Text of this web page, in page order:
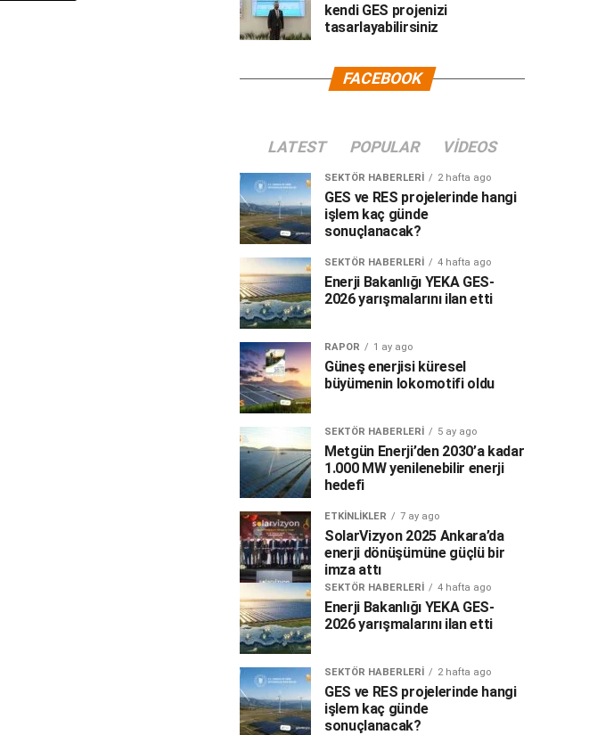
kendi GES projenizi
tasarlayabilirsiniz
FACEBOOK
LATEST POPULAR VIDEOS
SEKTÖR HABERLERI 2 hafta ago
GES ve RES projelerinde hangi
işlem kaç günde
sonuçlanacak?
SEKTÖR HABERLERI 4 hafta ago
Enerji Bakanlığı YEKA GES-
2026 yarışmalarını ilan etti
RAPOR 1 ay ago
Güneş enerjisi küresel
büyümenin lokomotifi oldu
SEKTÖR HABERLERI 5 ay ago
Metgün Enerji’den 2030’a kadar
1.000 MW yenilenebilir enerji
hedefi
ETKINLIKLER 7 ay ago
SolarVizyon 2025 Ankara’da
enerji dönüşümüne güçlü bir
imza attı
SEKTÖR HABERLERI 4 hafta ago
Enerji Bakanlığı YEKA GES-
2026 yarışmalarını ilan etti
SEKTÖR HABERLERI 2 hafta ago
GES ve RES projelerinde hangi
işlem kaç günde
sonuçlanacak?